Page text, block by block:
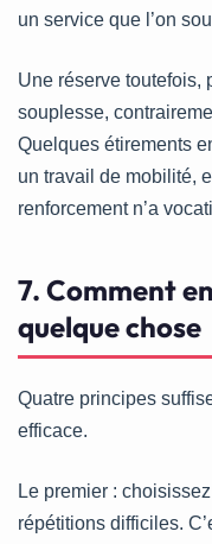
un service que l’on
Une réserve toutefois,
souplesse,
Quelques étirements
un travail de mobilité,
renforcement n’a
7. Comment
quelque chose
Quatre principes
efficace.
Le premier :
répétitions difficiles.